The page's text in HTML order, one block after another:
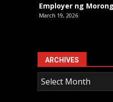
Employer ng Morong
March 19, 2026
ARCHIVES